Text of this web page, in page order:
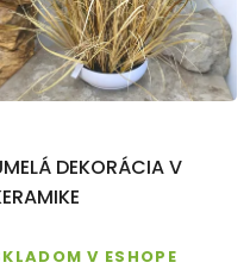
DEKORÁCIA V
V ESHOPE